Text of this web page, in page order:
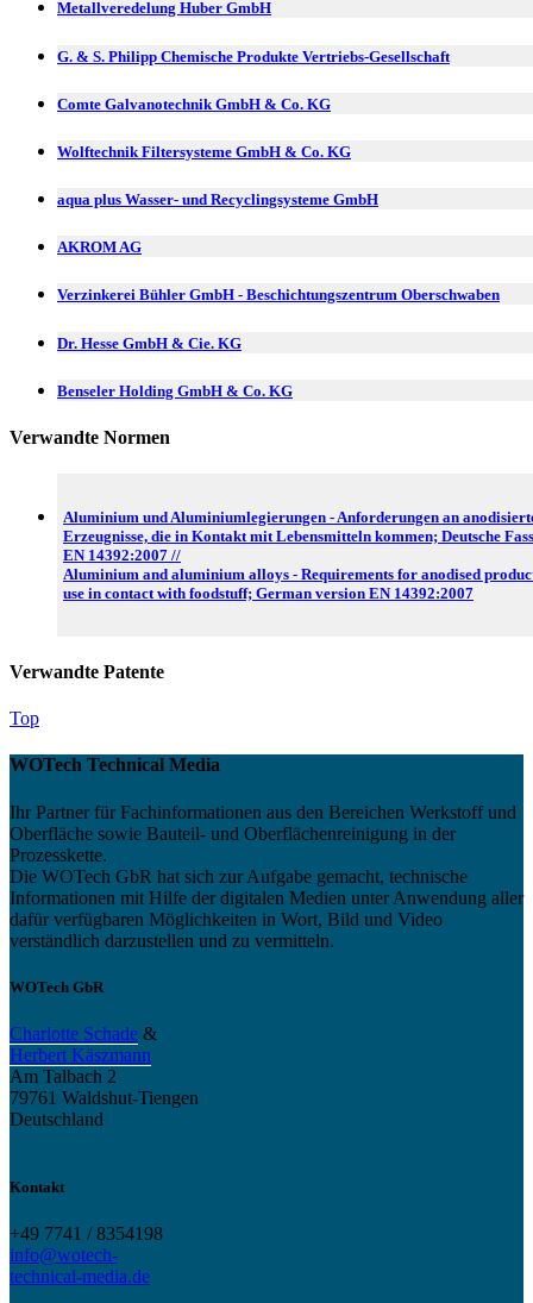
Metallveredelung Huber GmbH
G. & S. Philipp Chemische Produkte Vertriebs-Gesellschaft
Comte Galvanotechnik GmbH & Co. KG
Wolftechnik Filtersysteme GmbH & Co. KG
aqua plus Wasser- und Recyclingsysteme GmbH
AKROM AG
Verzinkerei Bühler GmbH - Beschichtungszentrum Oberschwaben
Dr. Hesse GmbH & Cie. KG
Benseler Holding GmbH & Co. KG
Verwandte Normen
Aluminium und Aluminiumlegierungen - Anforderungen an
Erzeugnisse, die in Kontakt mit Lebensmitteln kommen; Deutsche
EN 14392:2007 //
Aluminium and aluminium alloys - Requirements for anodised
use in contact with foodstuff; German version EN 14392:2007
Verwandte Patente
Top
WOTech Technical Media
Ihr Partner für Fachinformationen aus den Bereichen Werkstoff und
Oberfläche sowie Bauteil- und Oberflächenreinigung in der
Prozesskette.
Die WOTech GbR hat sich zur Aufgabe gemacht, technische
Informationen mit Hilfe der digitalen Medien unter Anwendung aller
dafür verfügbaren Möglichkeiten in Wort, Bild und Video
verständlich darzustellen und zu vermitteln.
WOTech GbR
Charlotte Schade &
Herbert Käszmann
Am Talbach 2
79761 Waldshut-Tiengen
Deutschland
Kontakt
+49 7741 / 8354198
info@wotech-
technical-media.de